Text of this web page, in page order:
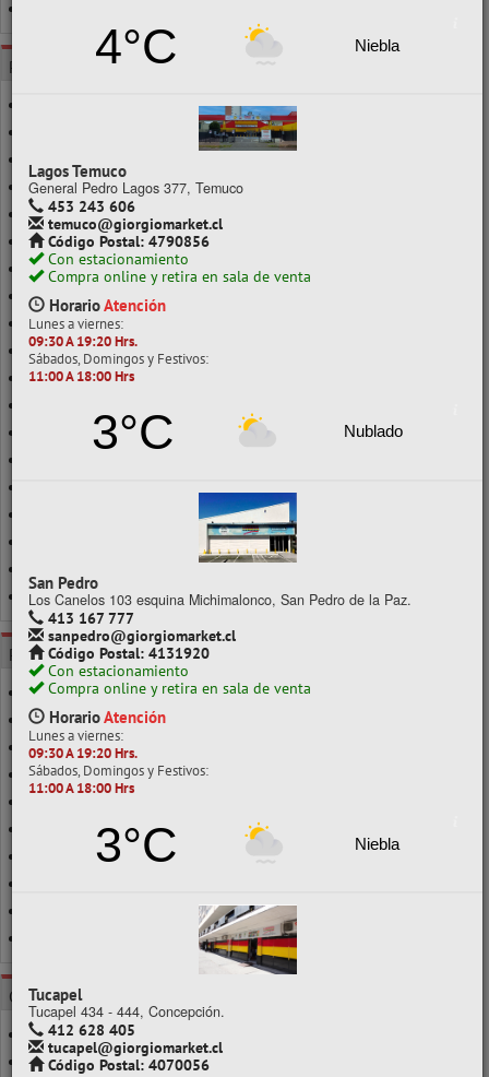
4°C Niebla
Lagos Temuco
General Pedro Lagos 377, Temuco
453 243 606
temuco@giorgiomarket.cl
Código Postal: 4790856
Con estacionamiento
Compra online y retira en sala de venta
HorarioAtención
Lunes a viernes:
09:30 A 19:20 Hrs.
Sábados, Domingos y Festivos:
11:00 A 18:00 Hrs
3°C Nublado
San Pedro
Los Canelos 103 esquina Michimalonco, San Pedro de la Paz.
413 167 777
sanpedro@giorgiomarket.cl
Código Postal: 4131920
Con estacionamiento
Compra online y retira en sala de venta
HorarioAtención
Lunes a viernes:
09:30 A 19:20 Hrs.
Sábados, Domingos y Festivos:
11:00 A 18:00 Hrs
3°C Niebla
Tucapel
Tucapel 434 - 444, Concepción.
412 628 405
tucapel@giorgiomarket.cl
Código Postal: 4070056
POR CLASE
115GR
11 A 20GR
120CC
1 A 10GR
1 A 50ML
200 A 290GR
20CC
21 A 30GR
BLANCA
POR CARACTERÍSTICA
1000 GRS.
100 - 125 GRS.
100 - 250 GRS.
20 - 21 GRS.
36 - 40 GRS.
450 - 500 GRS.
CATEGORÍAS
ADHESIVO DE CONTACTO
ADHESIVO DE MONTAJE